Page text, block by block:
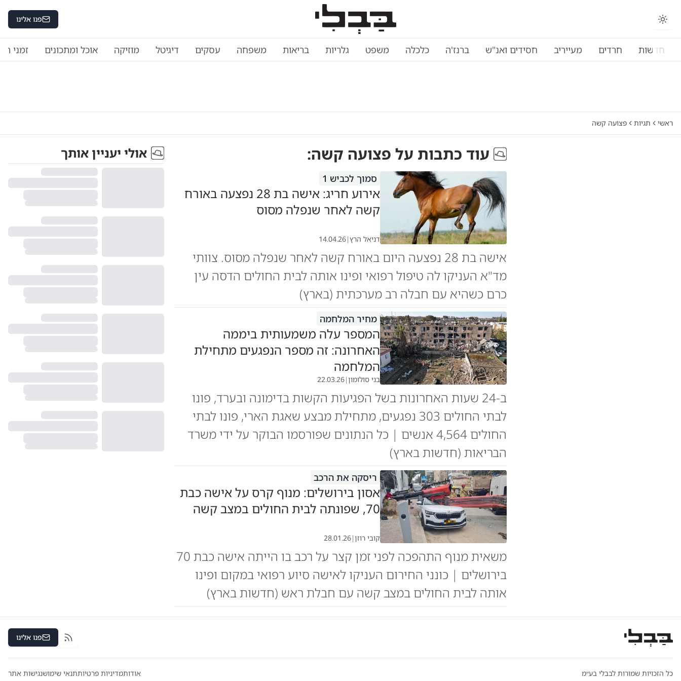
החלפת מצב תצוגה פנו אלינו
חדשות חרדים מעייריב חסידים ואנ"ש ברנז'ה כלכלה משפט גלריות בריאות משפחה עסקים דיגיטל מוזיקה אוכל ומתכונים זמני
ראשי תגיות פצועה קשה
עוד כתבות על פצועה קשה:
סמוך לכביש 1
אירוע חריג: אישה בת 28 נפצעה באורח
קשה לאחר שנפלה מסוס
דניאל הרץ|
14.04.26
אישה בת 28 נפצעה היום באורח קשה לאחר שנפלה מסוס. צוותי
מד"א העניקו לה טיפול רפואי ופינו אותה לבית החולים הדסה עין
כרם כשהיא עם חבלה רב מערכתית (בארץ)
מחיר המלחמה
המספר עלה משמעותית ביממה
האחרונה: זה מספר הנפגעים מתחילת
המלחמה
בני סולומון|
22.03.26
ב-24 שעות האחרונות בשל הפגיעות הקשות בדימונה ובערד, פונו
לבתי החולים 303 נפגעים, מתחילת מבצע שאגת הארי, פונו לבתי
החולים 4,564 אנשים | כל הנתונים שפורסמו הבוקר על ידי משרד
הבריאות (חדשות בארץ)
ריסקה את הרכב
אסון בירושלים: מנוף קרס על אישה כבת
70, שפונתה לבית החולים במצב קשה
קובי רוזן|
28.01.26
משאית מנוף התהפכה לפני זמן קצר על רכב בו הייתה אישה כבת 70
בירושלים | כונני החירום העניקו לאישה סיוע רפואי במקום ופינו
אותה לבית החולים במצב קשה עם חבלת ראש (חדשות בארץ)
אולי יעניין אותך
RSS פנו אלינו
כל הזכויות שמורות לבבלי בע״מ אודותמדיניות פרטיותתנאי שימושנגישות אתר